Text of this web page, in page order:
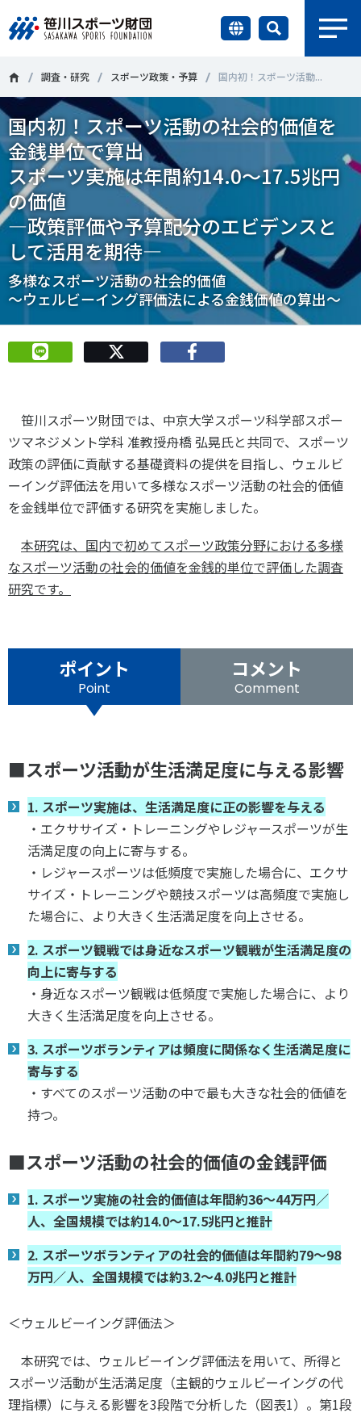
財団情報
研究員紹介
調査・研究
社会づくり
国際情報
知る学ぶ
ニュース
メールマガジン
「SSFニュース」
会員登録
アクセス
個人情報保護方針
＃誰が子どものスポーツをささえるのか ＃部活動
＃アクティブなまちづくり ＃日本人の身体活動と健康寿命
＃障害者スポーツ ＃スポーツ基本計画 ＃競技人口
＃高齢者スポーツ ＃差別とダイバーシティ
調査・研究
政策提言
子どものスポーツ
障害者スポーツ
スポーツによるまちづくり
スポーツ・ガバナンス
スポーツボランティア
スポーツ政策・予算
健康とスポーツ
自治体との連携
スポーツ振興団体との連携
【動画】スポーツでアクティブなまちづくり
知る学ぶ
SPORT POLICY INCUBATOR ―スポーツ政策の『卵』 ―
Sport Topics
スポーツ 歴史の検証
スポーツ辞典
SSF BOOKS
調査・研究 スポーツ政策・予算 国内初！スポーツ活動...
国内初！スポーツ活動の社会的価値を
金銭単位で算出
スポーツ実施は年間約14.0～17.5兆円
の価値
―政策評価や予算配分のエビデンスと
して活用を期待―
多様なスポーツ活動の社会的価値
～ウェルビーイング評価法による金銭価値の算出～
笹川スポーツ財団では、中京大学スポーツ科学部スポー
ツマネジメント学科 准教授舟橋 弘晃氏と共同で、スポーツ
政策の評価に貢献する基礎資料の提供を目指し、ウェルビ
ーイング評価法を用いて多様なスポーツ活動の社会的価値
を金銭単位で評価する研究を実施しました。
本研究は、国内で初めてスポーツ政策分野における多様
なスポーツ活動の社会的価値を金銭的単位で評価した調査
研究です。
ポイント
Point
コメント
Comment
■スポーツ活動が生活満足度に与える影響
1. スポーツ実施は、生活満足度に正の影響を与える
・エクササイズ・トレーニングやレジャースポーツが生
活満足度の向上に寄与する。
・レジャースポーツは低頻度で実施した場合に、エクサ
サイズ・トレーニングや競技スポーツは高頻度で実施し
た場合に、より大きく生活満足度を向上させる。
2. スポーツ観戦では身近なスポーツ観戦が生活満足度の
向上に寄与する
・身近なスポーツ観戦は低頻度で実施した場合に、より
大きく生活満足度を向上させる。
3. スポーツボランティアは頻度に関係なく生活満足度に
寄与する
・すべてのスポーツ活動の中で最も大きな社会的価値を
持つ。
■スポーツ活動の社会的価値の金銭評価
1. スポーツ実施の社会的価値は年間約36～44万円／
人、全国規模では約14.0～17.5兆円と推計
2. スポーツボランティアの社会的価値は年間約79～98
万円／人、全国規模では約3.2～4.0兆円と推計
＜ウェルビーイング評価法＞
本研究では、ウェルビーイング評価法を用いて、所得と
スポーツ活動が生活満足度（主観的ウェルビーイングの代
理指標）に与える影響を3段階で分析した（図表1）。第1段